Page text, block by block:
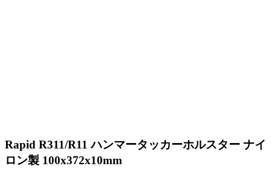
Rapid R311/R11 ハンマータッカーホルスター ナイ
ロン製 100x372x10mm